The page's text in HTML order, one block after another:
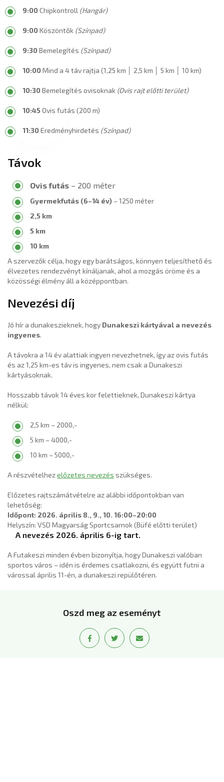
9:00 Chipkontroll (Hangár)
9:00 Köszöntők (Színpad)
9:30 Bemelegítés (Színpad)
10:00 Mind a 4 táv rajtja (1,25 km │ 2,5 km │ 5 km │ 10 km)
10:30 Bemelegítés ovisoknak (Ovis rajt előtti terület)
10:45 Ovis futás (200 m)
11:30 Eredményhirdetés (Színpad)
Távok
Ovis futás – 200 méter
Gyermekfutás (6–14 év) – 1250 méter
2,5 km
5 km
10 km
A szervezők célja, hogy egy barátságos, könnyen teljesíthető és
élvezetes rendezvényt kínáljanak, ahol a mozgás öröme és a
közösségi élmény áll a középpontban.
Nevezési díj
Jó hír a dunakeszieknek, hogy Dunakeszi kártyával a nevezés
ingyenes.
A távokra a 14 év alattiak ingyen nevezhetnek, így az ovis futás
és az 1,25 km-es táv is ingyenes, nem csak a Dunakeszi
kártyásoknak.
Hosszabb távok 14 éves kor felettieknek, Dunakeszi kártya
nélkül:
2,5 km – 2000,-
5 km – 4000,-
10 km – 5000,-
A részvételhezelőzetes nevezés szükséges.
Előzetes rajtszámátvételre az alábbi időpontokban van
lehetőség:
Időpont: 2026. április 8., 9., 10. 16:00–20:00
Helyszín: VSD Magyarság Sportcsarnok (Büfé előtti terület)
A nevezés 2026. április 6-ig tart.
A Futakeszi minden évben bizonyítja, hogy Dunakeszi valóban
sportos város – idén is érdemes csatlakozni, és együtt futni a
várossal április 11-én, a dunakeszi repülőtéren.
Oszd meg az eseményt